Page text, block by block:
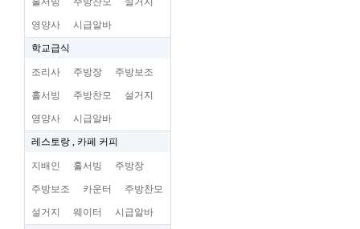
영양사 시급알바
학교급식
조리사 주방장 주방보조
홀서빙 주방찬모 설거지
영양사 시급알바
레스토랑 , 카페 커피
지배인 홀서빙 주방장
주방보조 카운터 주방찬모
설거지 웨이터 시급알바